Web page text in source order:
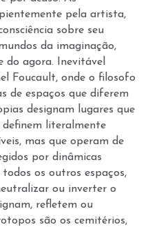
pela artista,
sobre seu
da imaginação,
do agora. Inevitável
Foucault, onde o filosofo
de espaços que diferem
designam lugares que
literalmente
mas que operam de
por dinâmicas
todos os outros espaços,
ou inverter o
refletem ou
são os cemitérios,